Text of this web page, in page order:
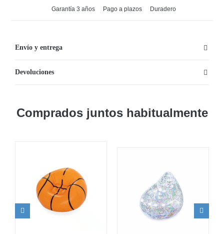
203x152x46cm
Garantía 3 años Pago a plazos Duradero
Envío y entrega
Devoluciones
Comprados juntos habitualmente